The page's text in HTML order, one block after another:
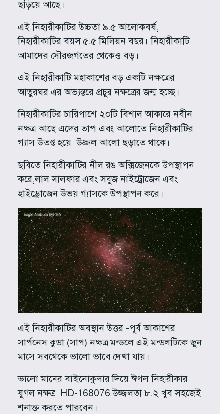
ছড়িয়ে আছে।
এই নিহারীকাটির উচ্চতা ৯.৫ আলোকবর্ষ,
নিহারীকাটির বয়স ৫.৫ মিলিয়ন বছর। নিহারীকাটি
আমাদের সৌরজগতের থেকেও বড়।
এই নিহারীকাটি মহাকাশের বড় একটি নক্ষত্রের
আতুরঘর এর অভ্যন্তরে প্রচুর নক্ষত্রের জন্ম হচ্ছে।
নিহারীকাটির চারিপাশে ২০টি বিশাল আকারে নবীন
নক্ষত্র আছে এদের তাপ এবং আলোতে নিহারীকাটির
গ্যাস উতপ্ত হয়ে উজ্জল আলো ছড়াতে থাকে।
ছবিতে নিহারীকাটির নীল রঙ অক্সিজেনকে উপস্থাপন
করে,লাল সালফার এবং সবুজ নাইট্রোজেন এবং
হাইড্রোজেন উভয় গ্যাসকে উপস্থাপন করে।
এই নিহারীকাটির অবস্থান উত্তর -পূর্ব আকাশের
সার্পনেস কুডা (সাপ) নক্ষত্র মন্ডলে এই মন্ডলটিকে জুন
মাসে সবথেকে ভালো ভাবে দেখা যায়।
ভালো মানের বাইনোকুলার দিয়ে ঈগল নিহারীকার
যুগল নক্ষত্র HD-168076 উজ্জলতা ৮.২ খুব সহজেই
শনাক্ত করতে পারবেন।